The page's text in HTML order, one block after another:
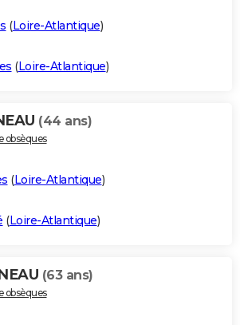
(Loire-Atlantique)
(Loire-Atlantique)
(44 ans)
obsèques
(Loire-Atlantique)
(Loire-Atlantique)
(63 ans)
obsèques